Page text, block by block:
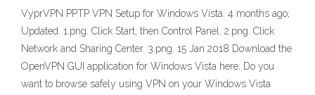
VyprVPN PPTP VPN Setup for Windows Vista. 4 months ago;
Updated. 1.png. Click Start, then Control Panel. 2.png. Click
Network and Sharing Center. 3.png. 15 Jan 2018 Download the
OpenVPN GUI application for Windows Vista here: Do you
want to browse safely using VPN on your Windows Vista